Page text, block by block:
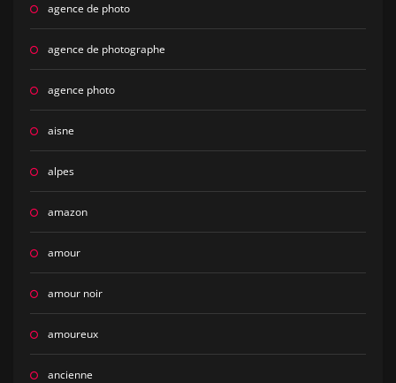
agence de photo
agence de photographe
agence photo
aisne
alpes
amazon
amour
amour noir
amoureux
ancienne